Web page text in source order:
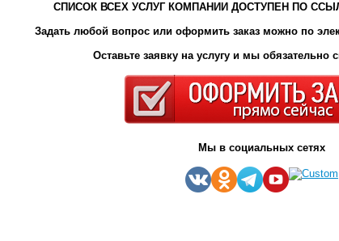
СПИСОК ВСЕХ УСЛУГ КОМПАНИИ ДОСТУПЕН ПО
Задать любой вопрос или оформить заказ можно по
Оставьте заявку на услугу и мы обязательно
Мы в социальных сетях